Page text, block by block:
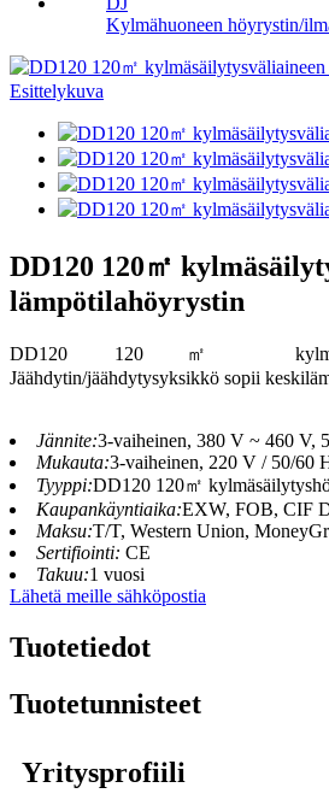
Kylmähuoneen höyrystin/
DD120 120㎡
lämpötilahöyrystin
DD120 120㎡
Jäähdytin/jäähdytysyksikkö sopii
Jännite:3-vaiheinen, 380 V ~ 460 V,
Mukauta:3-vaiheinen, 220 V / 50/60
Tyyppi:DD120 120㎡
Kaupankäyntiaika:EXW, FOB, CIF
Maksu:T/T, Western Union,
Sertifiointi: CE
Takuu:1 vuosi
Lähetä meille sähköpostia
Tuotetiedot
Tuotetunnisteet
Yritysprofiili